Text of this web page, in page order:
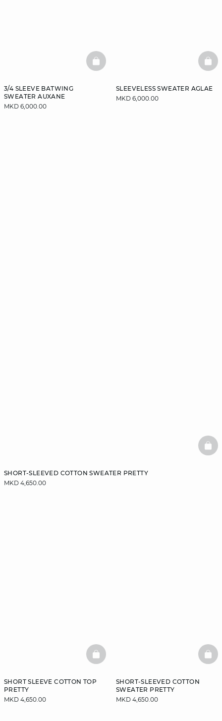
3/4 SLEEVE BATWING
SWEATER AUXANE
MKD 6,000.00
BASKETFULL
SLEEVELESS SWEATER AGLAE
MKD 6,000.00
SHORT-SLEEVED COTTON SWEATER PRETTY
MKD 4,650.00
SHORT SLEEVE COTTON TOP
PRETTY
MKD 4,650.00
BASKETFULL
SHORT-SLEEVED COTTON
SWEATER PRETTY
MKD 4,650.00